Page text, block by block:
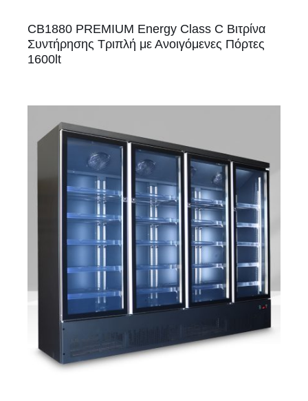
CB1880 PREMIUM Energy Class C Βιτρίνα
Συντήρησης Τριπλή με Ανοιγόμενες Πόρτες
1600lt